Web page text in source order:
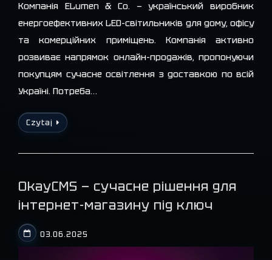
Компанія ELumen & Co. — український виробник
енергоефективних LED-світильників для дому, офісу
та комерційних приміщень. Компанія активно
розвиває напрямок онлайн-продажів, пропонуючи
покупцям сучасне освітлення з доставкою по всій
Україні. Потреба…
Czytaj
OkayCMS — сучасне рішення для
інтернет-магазину під ключ
03.06.2025